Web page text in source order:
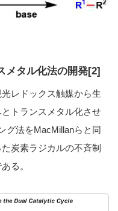
メタル化法の開発[2]
レドックス触媒から生
トランスメタル化させ
グ法をMacMillanらと同
炭素ラジカルの不斉制
る。